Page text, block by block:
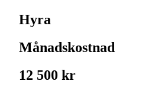
Hyra
Månadskostnad
12 500 kr